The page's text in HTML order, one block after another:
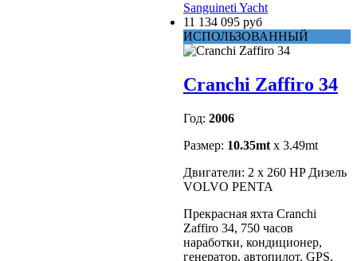
Sanguineti Yacht
11 134 095 руб
ИСПОЛЬЗОВАННЫЙ
Cranchi Zaffiro 34
Год: 2006
Размер: 10.35mt x 3.49mt
Двигатели: 2 x 260 HP Дизель
VOLVO PENTA
Прекрасная яхта Cranchi
Zaffiro 34, 750 часов
наработки, кондиционер,
генератор, автопилот, GPS,